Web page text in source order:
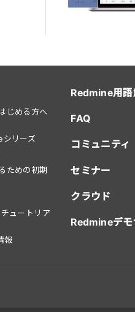
じめる方へ
シリーズ
ための初期
ュートリア
報
Redmine用語
FAQ
コミュニティ
セミナー
クラウド
Redmineデモ